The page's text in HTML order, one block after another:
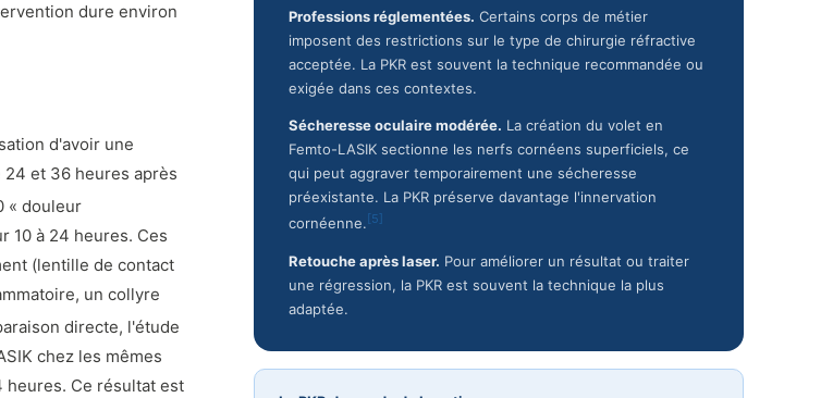
dure environ
d'avoir une
et 36 heures après
« douleur
10 à 24 heures. Ces
(lentille de contact
un collyre
directe, l'étude
chez les mêmes
heures. Ce résultat est
Professions réglementées. Certains corps de métier
imposent des restrictions sur le type de chirurgie réfractive
acceptée. La PKR est souvent la technique recommandée ou
exigée dans ces contextes.
Sécheresse oculaire modérée. La création du volet en
Femto-LASIK sectionne les nerfs cornéens superficiels, ce
qui peut aggraver temporairement une sécheresse
préexistante. La PKR préserve davantage l'innervation
cornéenne. [5]
Retouche après laser. Pour améliorer un résultat ou traiter
une régression, la PKR est souvent la technique la plus
adaptée.